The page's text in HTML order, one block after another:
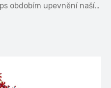
obdobím upevnění naší…